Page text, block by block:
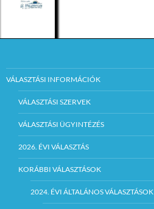
VÁLASZTÁSI INFORMÁCIÓK
VÁLASZTÁSI SZERVEK
VÁLASZTÁSI ÜGYINTÉZÉS
2026. ÉVI VÁLASZTÁS
KORÁBBI VÁLASZTÁSOK
2024. ÉVI ÁLTALÁNOS VÁLASZTÁSOK